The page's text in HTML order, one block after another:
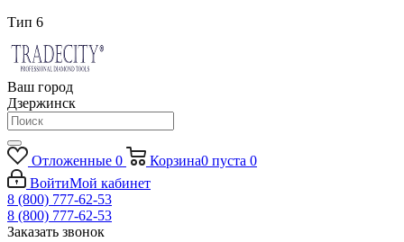
Тип 6
Ваш город
Дзержинск
Отложенные 0 Корзина0 пуста 0
ВойтиМой кабинет
8 (800) 777-62-53
8 (800) 777-62-53
Заказать звонок